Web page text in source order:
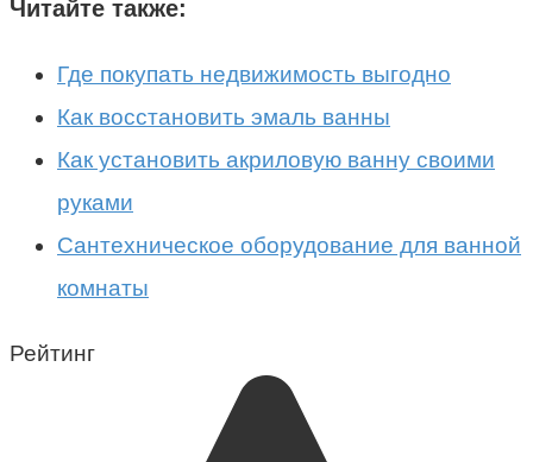
Читайте также:
Где покупать недвижимость выгодно
Как восстановить эмаль ванны
Как установить акриловую ванну своими
руками
Сантехническое оборудование для ванной
комнаты
Рейтинг